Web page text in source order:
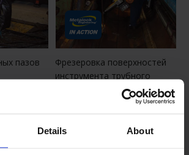
Details About
пазов
Фрезеровка поверхностей
инструмента трубного